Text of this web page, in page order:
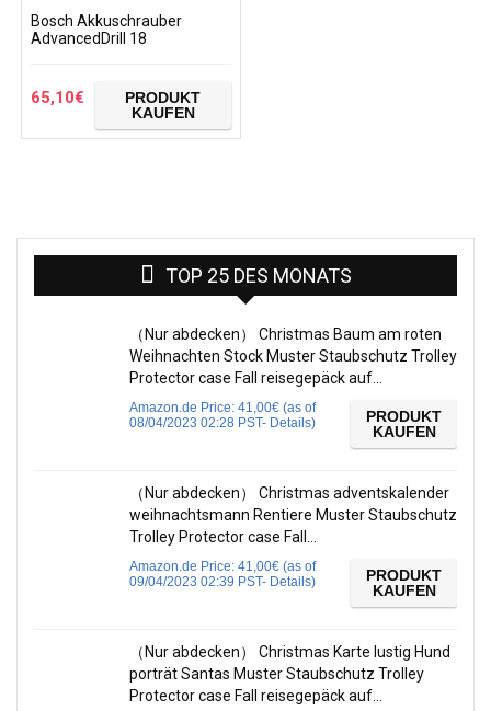
Bosch Akkuschrauber
AdvancedDrill 18
65,10€
PRODUKT
KAUFEN
TOP 25 DES MONATS
（Nur abdecken） Christmas Baum am roten
Weihnachten Stock Muster Staubschutz Trolley
Protector case Fall reisegepäck auf…
Amazon.de Price: 41,00€ (as of
08/04/2023 02:28 PST- Details)
PRODUKT
KAUFEN
（Nur abdecken） Christmas adventskalender
weihnachtsmann Rentiere Muster Staubschutz
Trolley Protector case Fall…
Amazon.de Price: 41,00€ (as of
09/04/2023 02:39 PST- Details)
PRODUKT
KAUFEN
（Nur abdecken） Christmas Karte lustig Hund
porträt Santas Muster Staubschutz Trolley
Protector case Fall reisegepäck auf…